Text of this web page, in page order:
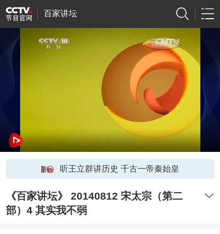
百家讲坛
听王立群讲历史 千古一帝秦始皇
《百家讲坛》 20140812 宋太宗（第二
部）4 其实我不弱